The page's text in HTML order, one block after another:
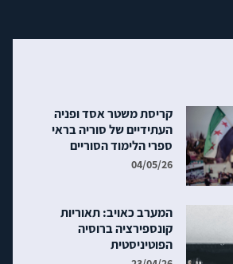
קריסת משטר אסד ופניה
העתידיים של סוריה בראי
ספרי הלימוד הסוריים
04/05/26
המערב כאויב: תאוריות
קונספירציה ברוסיה
הפוטיניסטית